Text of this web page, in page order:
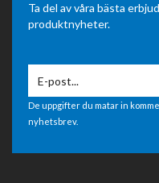
Ta del av våra bästa
produktnyheter.
De uppgifter du matar in
nyhetsbrev.